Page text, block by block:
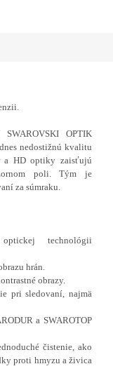
SWAROVSKI OPTIK
nedostižnú kvalitu
a HD optiky zaisťujú
poli. Tým je
za súmraku.
technológii
hrán.
obrazy.
pri sledovaní, najmä
a SWAROTOP
čistenie, ako
proti hmyzu a živica